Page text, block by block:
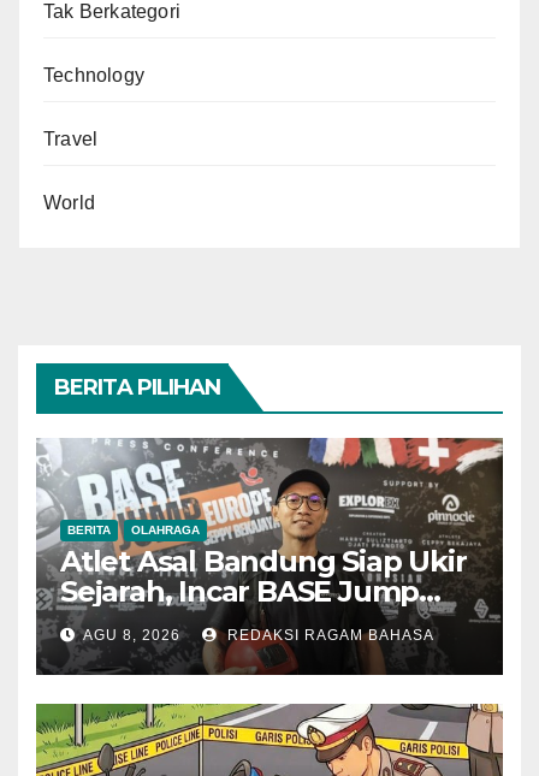
Tak Berkategori
Technology
Travel
World
BERITA PILIHAN
BERITA OLAHRAGA
Atlet Asal Bandung Siap Ukir
Sejarah, Incar BASE Jump
dari Eiger Mushroom Swiss
AGU 8, 2026 REDAKSI RAGAM BAHASA